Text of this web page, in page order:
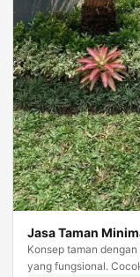
Jasa Taman
Konsep taman
yang fungsional.